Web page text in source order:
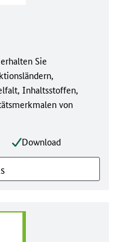
Sie
Inhaltsstoffen,
von
Download